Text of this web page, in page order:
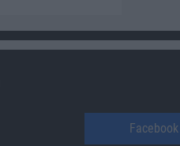
Facebook